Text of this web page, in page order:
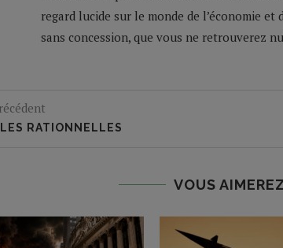
regard lucide sur le monde de l’économie
sans concession, que vous ne retrouverez
RATIONNELLES
VOUS